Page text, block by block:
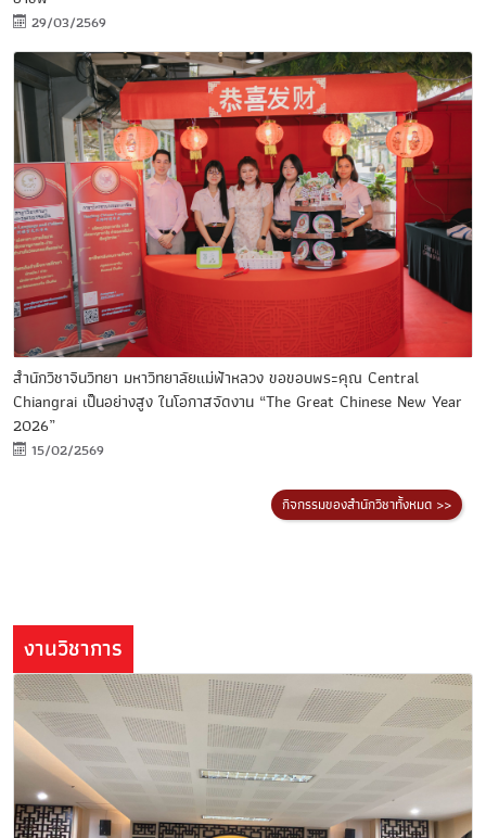
29/03/2569
สำนักวิชาจีนวิทยา มหาวิทยาลัยแม่ฟ้าหลวง ขอขอบพระคุณ Central
Chiangrai เป็นอย่างสูง ในโอกาสจัดงาน “The Great Chinese New Year
2026”
15/02/2569
กิจกรรมของสำนักวิชาทั้งหมด >>
งานวิชาการ